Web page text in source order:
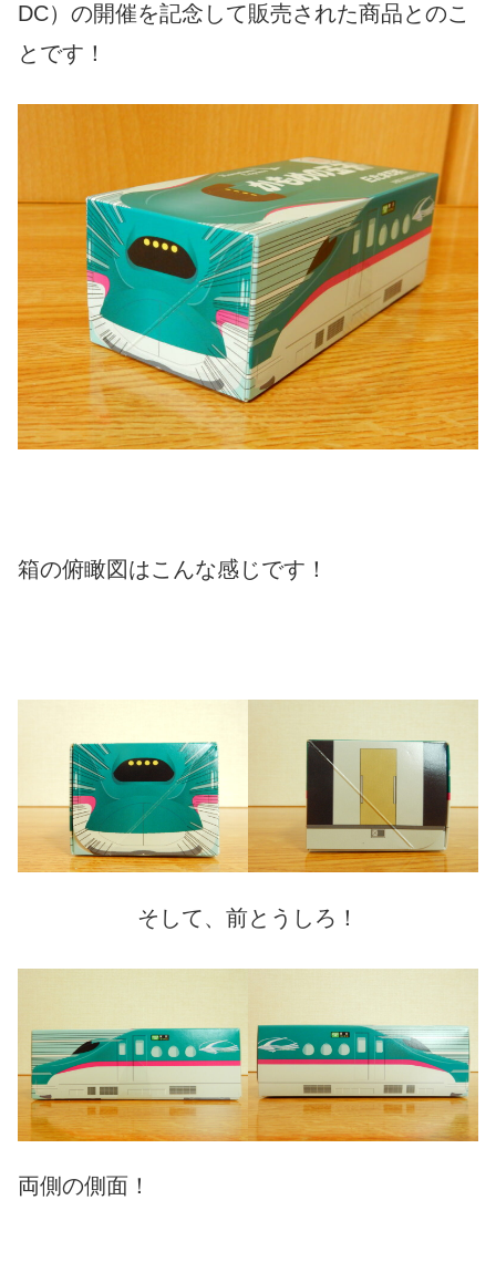
DC）の開催を記念して販売された商品とのこ
とです！
箱の俯瞰図はこんな感じです！
そして、前とうしろ！
両側の側面！